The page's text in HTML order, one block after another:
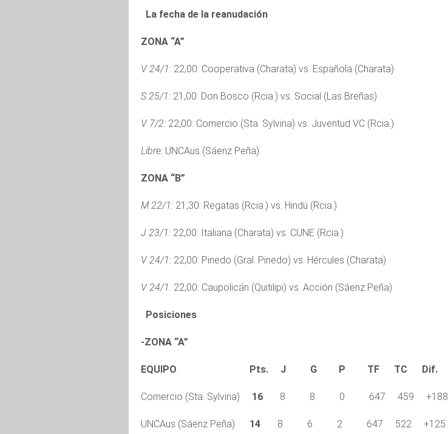
La fecha de la reanudación
ZONA “A”
V 24/1: 22,00: Cooperativa (Charata) vs. Española (Charata)
S 25/1: 21,00: Don Bosco (Rcia.) vs. Social (Las Breñas)
V 7/2: 22,00: Comercio (Sta. Sylvina) vs. Juventud VC (Rcia.)
Libre: UNCAus (Sáenz Peña)
ZONA “B”
M 22/1: 21,30: Regatas (Rcia.) vs. Hindú (Rcia.)
J 23/1: 22,00: Italiana (Charata) vs. CUNE (Rcia.)
V 24/1: 22,00: Pinedo (Gral. Pinedo) vs. Hércules (Charata)
V 24/1: 22,00: Caupolicán (Quitilipi) vs. Acción (Sáenz Peña)
Posiciones
-ZONA “A”
EQUIPO Pts. J G P TF TC Dif.
Comercio (Sta. Sylvina) 16 8 8 0 647 459 +188
UNCAus (Sáenz Peña) 14 8 6 2 647 522 +125